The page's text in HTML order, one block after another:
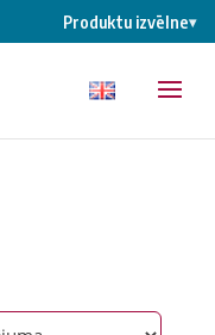
Produktu izvēlne▾